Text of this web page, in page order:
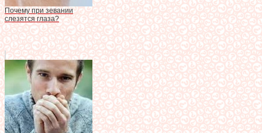
Почему при зевании
слезятся глаза?